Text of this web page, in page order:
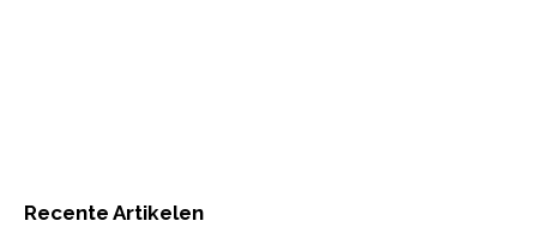
Recente Artikelen